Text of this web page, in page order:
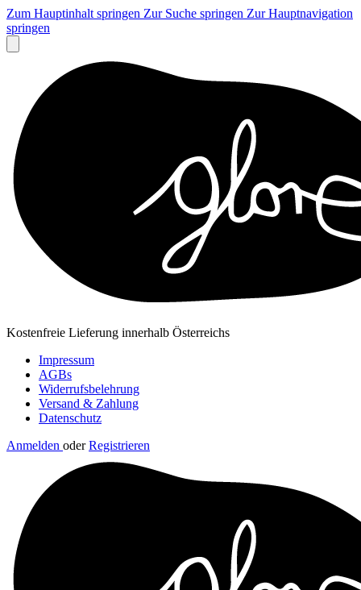
Zum Hauptinhalt springen Zur Suche springen Zur Hauptnavigation
springen
Kostenfreie Lieferung innerhalb Österreichs
Impressum
AGBs
Widerrufsbelehrung
Versand & Zahlung
Datenschutz
Anmelden oder Registrieren